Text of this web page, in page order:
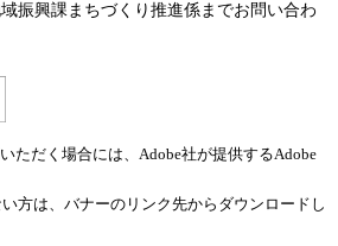
振興課まちづくり推進係までお問い合わ
ただく場合には、Adobe社が提供するAdobe
方は、バナーのリンク先からダウンロードし